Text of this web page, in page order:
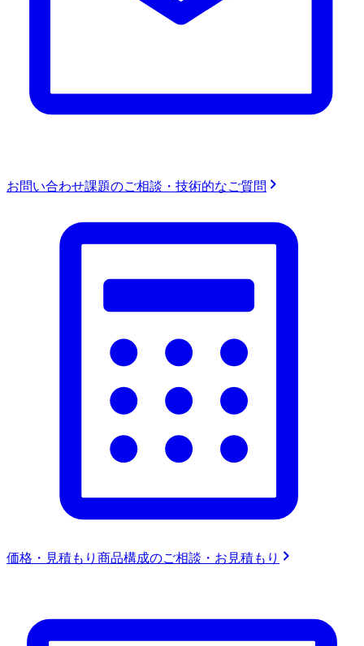
お問い合わせ課題のご相談・技術的なご質問
価格・見積もり 商品構成のご相談・お見積もり